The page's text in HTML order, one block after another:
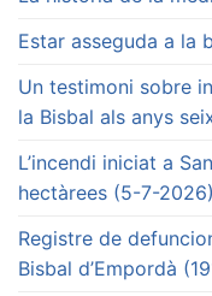
Estar asseguda a la
Un testimoni sobre
la Bisbal als anys
L’incendi iniciat a
hectàrees (5-7-2026)
Registre de
Bisbal d’Empordà